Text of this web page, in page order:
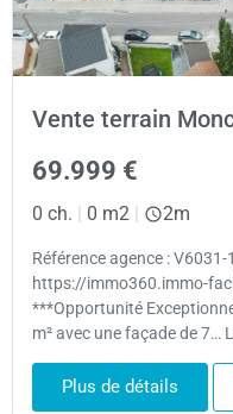
Vente terrain
69.999 €
0 ch. 0 m2 2m
Référence agence :
https://immo360.immo-
***Opportunité
m² avec une façade de 7…
Plus de détails